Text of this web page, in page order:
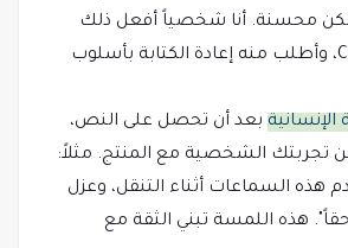
محسنة. أنا شخصياً أفعل ذلك
باستخدام ChatGPT، وأطلب منه إعادة الكتابة بأسلوب
بعد أن تحصل على النص،
تجربتك الشخصية مع المنتج. مثلاً:
هذه السماعات أثناء التنقل، وعزل
هذه اللمسة تبني الثقة مع